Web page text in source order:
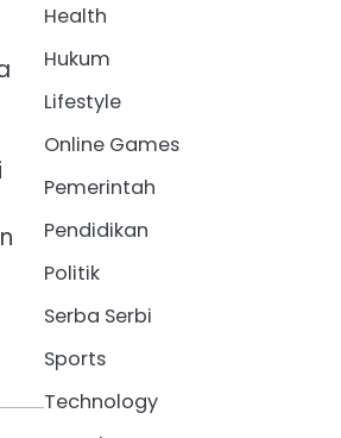
Health
Hukum
Lifestyle
Online Games
Pemerintah
Pendidikan
Politik
Serba Serbi
Sports
Technology